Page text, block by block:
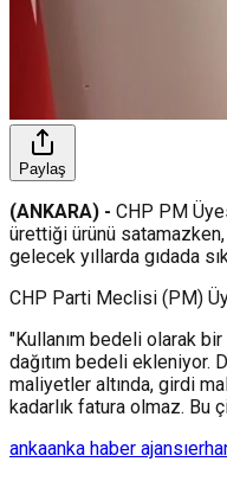
Paylaş
(ANKARA) - CHP PM
ürettiği ürünü
gelecek yıllarda gıdada
CHP Parti Meclisi (PM)
"Kullanım bedeli olarak
dağıtım bedeli ekleniyor.
maliyetler altında, girdi
kadarlık fatura olmaz. Bu
ankaanka haber ajansı